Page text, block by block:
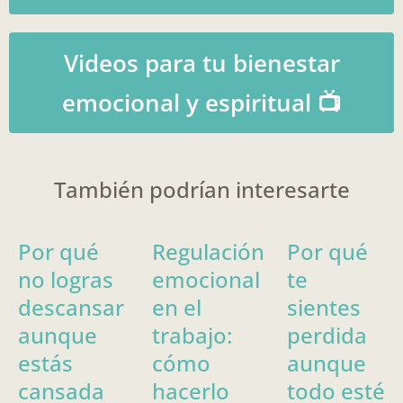
Videos para tu bienestar
emocional y espiritual 📺
También podrían interesarte
Por qué
no logras
descansar
aunque
estás
cansada
Regulación
emocional
en el
trabajo:
cómo
hacerlo
Por qué
te
sientes
perdida
aunque
todo esté